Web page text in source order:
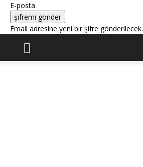
E-posta
Email adresine yeni bir şifre gönderilecek.